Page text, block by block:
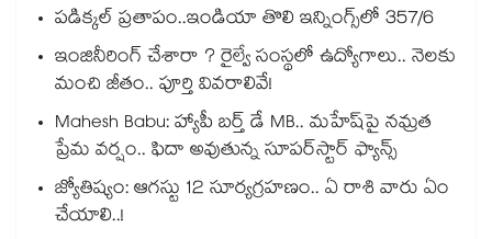
పడిక్కల్‌‌ ప్రతాపం..ఇండియా తొలి ఇన్నింగ్స్‌‌లో 357/6
ఇంజినీరింగ్ చేశారా ? రైల్వే సంస్థలో ఉద్యోగాలు.. నెలకు
మంచి జీతం.. పూర్తి వివరాలివే!
Mahesh Babu: హ్యాపీ బర్త్ డే MB.. మహేష్‌పై నమ్రత
ప్రేమ వర్షం.. ఫిదా అవుతున్న సూపర్‌స్టార్ ఫ్యాన్స్
జ్యోతిష్యం: ఆగస్టు 12 సూర్యగ్రహణం.. ఏ రాశి వారు ఏం
చేయాలి..!